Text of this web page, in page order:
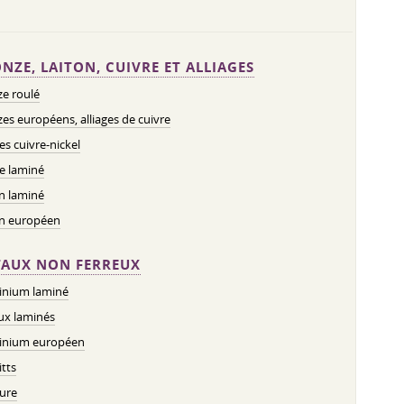
LAITON, CUIVRE ET ALLIAGES
roulé
européens, alliages de cuivre
cuivre-nickel
laminé
laminé
européen
NON FERREUX
laminé
laminés
européen